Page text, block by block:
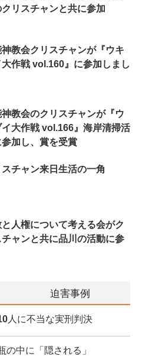
クリスチャンと共に参加
教会クリスチャンが『ウキ
大作戦 vol.160』に参加しまし
教会のクリスチャンが『ウ
イ大作戦 vol.166』海岸清掃活
加し、賞を受賞
スチャン来日生活の一角
と人権について考える会がク
チャンと共に品川の活動に参
迫害事例
人に不当な実刑判決
の中に「隠される」